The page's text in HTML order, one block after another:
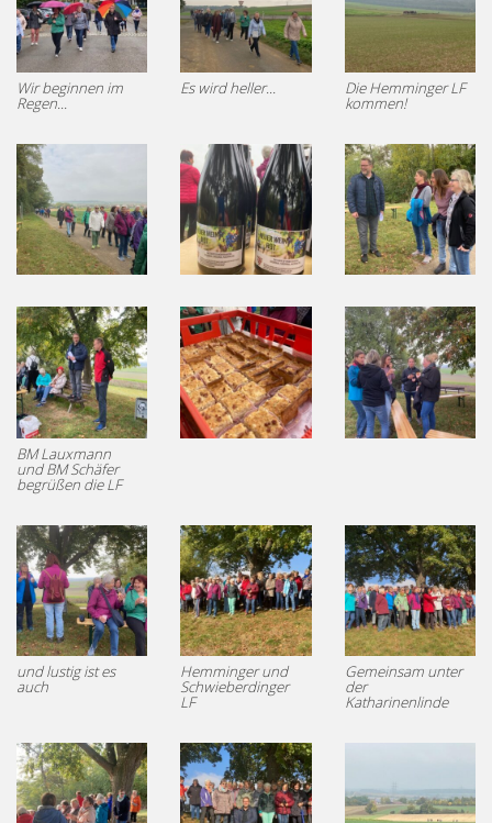
Wir beginnen im
Regen...
Es wird heller... Die Hemminger LF
kommen!
BM Lauxmann
und BM Schäfer
begrüßen die LF
und lustig ist es
auch
Hemminger und
Schwieberdinger
LF
Gemeinsam unter
der
Katharinenlinde